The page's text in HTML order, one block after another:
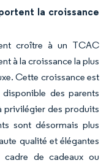
la croissance
croître à un TCAC
à la croissance la plus
Cette croissance est
des parents
privilégier des produits
sont désormais plus
qualité et élégantes
cadre de cadeaux ou